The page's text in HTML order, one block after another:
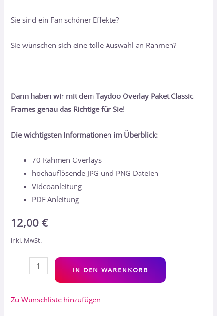
Sie sind ein Fan schöner Effekte?
Sie wünschen sich eine tolle Auswahl an Rahmen?
Dann haben wir mit dem Taydoo Overlay Paket Classic
Frames genau das Richtige für Sie!
Die wichtigsten Informationen im Überblick:
70 Rahmen Overlays
hochauflösende JPG und PNG Dateien
Videoanleitung
PDF Anleitung
12,00€
inkl. MwSt.
IN DEN WARENKORB
Zu Wunschliste hinzufügen